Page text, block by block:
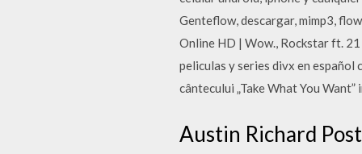
Genteflow, descargar, mimp3,
Online HD | Wow., Rockstar ft.
peliculas y series divx en
cântecului „Take What You
Austin Richard